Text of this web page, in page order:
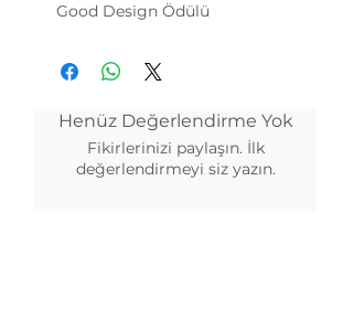
Good Design Ödülü
Henüz Değerlendirme Yok
Fikirlerinizi paylaşın. İlk
değerlendirmeyi siz yazın.